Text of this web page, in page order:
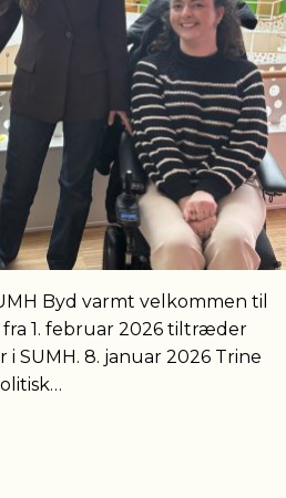
Byd varmt velkommen til
fra 1. februar 2026 tiltræder
SUMH. 8. januar 2026 Trine